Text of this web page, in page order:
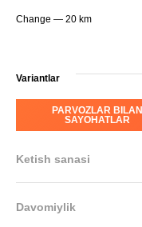
Change — 20 km
Variantlar
PARVOZLAR BILAN
SAYOHATLAR
Ketish sanasi
Davomiylik